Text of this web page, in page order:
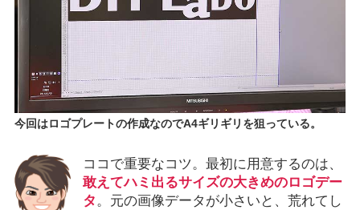
今回はロゴプレートの作成なのでA4ギリギリを狙っている。
ココで重要なコツ。最初に用意するのは、
敢えてハミ出るサイズの大きめのロゴデー
タ。元の画像データが小さいと、荒れてし